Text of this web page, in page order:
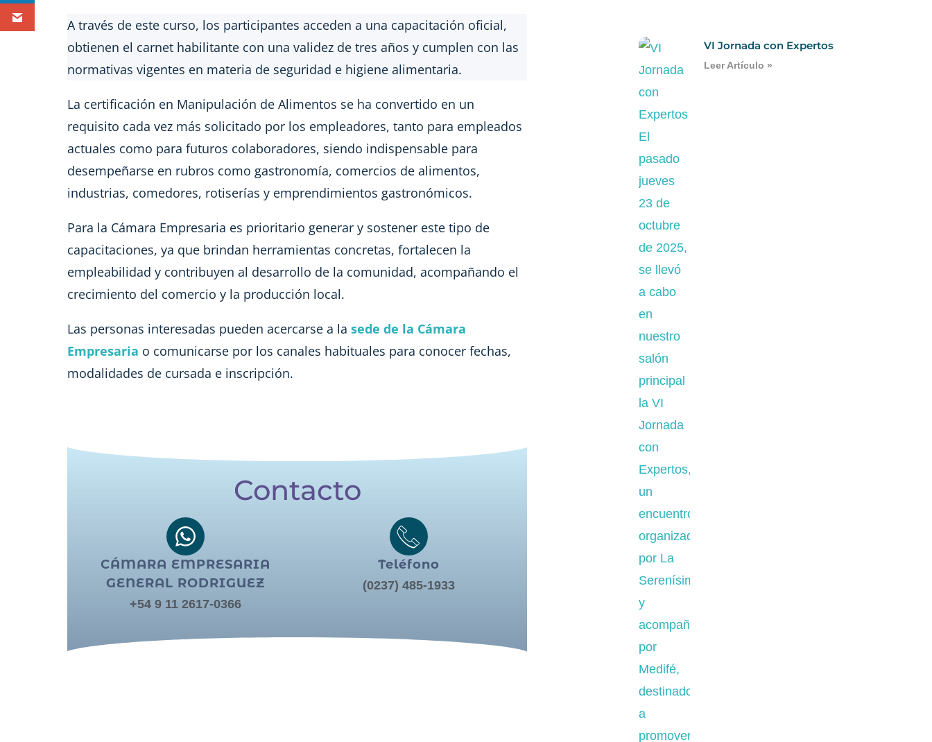
A través de este curso, los participantes acceden a una capacitación oficial,
obtienen el carnet habilitante con una validez de tres años y cumplen con las
normativas vigentes en materia de seguridad e higiene alimentaria.
La certificación en Manipulación de Alimentos se ha convertido en un
requisito cada vez más solicitado por los empleadores, tanto para empleados
actuales como para futuros colaboradores, siendo indispensable para
desempeñarse en rubros como gastronomía, comercios de alimentos,
industrias, comedores, rotiserías y emprendimientos gastronómicos.
Para la Cámara Empresaria es prioritario generar y sostener este tipo de
capacitaciones, ya que brindan herramientas concretas, fortalecen la
empleabilidad y contribuyen al desarrollo de la comunidad, acompañando el
crecimiento del comercio y la producción local.
Las personas interesadas pueden acercarse a la sede de la Cámara
Empresaria o comunicarse por los canales habituales para conocer fechas,
modalidades de cursada e inscripción.
Contacto
CÁMARA EMPRESARIA
GENERAL RODRIGUEZ
+54 9 11 2617-0366
Teléfono
(0237) 485-1933
VI Jornada con Expertos
Leer Artículo »